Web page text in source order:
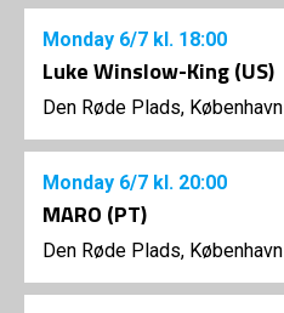
Monday 6/7 kl. 18:00
Luke Winslow-King (US)
Den Røde Plads, København
Monday 6/7 kl. 20:00
MARO (PT)
Den Røde Plads, København